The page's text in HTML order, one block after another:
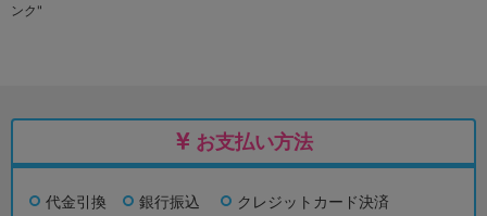
ンク"
お支払い方法
代金引換 銀行振込 クレジットカード決済